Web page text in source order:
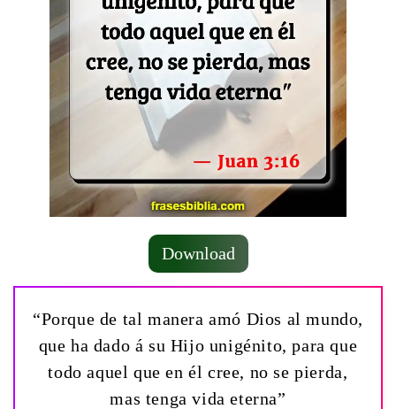
Download
“Porque de tal manera amó Dios al mundo,
que ha dado á su Hijo unigénito, para que
todo aquel que en él cree, no se pierda,
mas tenga vida eterna”